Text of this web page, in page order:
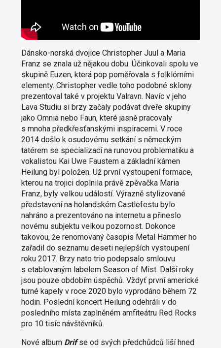
Dánsko-norská dvojice Christopher Juul a Maria
Franz se znala už nějakou dobu. Účinkovali spolu ve
skupině Euzen, která pop poměřovala s folklórními
elementy. Christopher vedle toho podobné sklony
prezentoval také v projektu Valravn. Navíc v jeho
Lava Studiu si brzy začaly podávat dveře skupiny
jako Omnia nebo Faun, které jasně pracovaly
s mnoha předkřesťanskými inspiracemi. V roce
2014 došlo k osudovému setkání s německým
tatérem se specializací na runovou problematiku a
vokalistou Kai Uwe Faustem a základní kámen
Heilung byl položen. Už první vystoupení formace,
kterou na trojici doplnila právě zpěvačka Maria
Franz, byly velkou událostí. Výrazně stylizované
představení na holandském Castlefestu bylo
nahráno a prezentováno na internetu a přineslo
novému subjektu velkou pozornost. Dokonce
takovou, že renomovaný časopis Metal Hammer ho
zařadil do seznamu deseti nejlepších vystoupení
roku 2017. Brzy nato trio podepsalo smlouvu
s etablovaným labelem Season of Mist. Další roky
jsou pouze obdobím úspěchů. Vždyť první americké
turné kapely v roce 2020 bylo vyprodáno během 72
hodin. Poslední koncert Heilung odehráli v do
posledního místa zaplněném amfiteátru Red Rocks
pro 10 tisíc návštěvníků.
Nové album Drifse od svých předchůdců liší hned